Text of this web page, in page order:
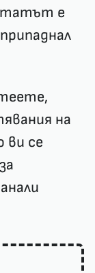
е
на
ви се